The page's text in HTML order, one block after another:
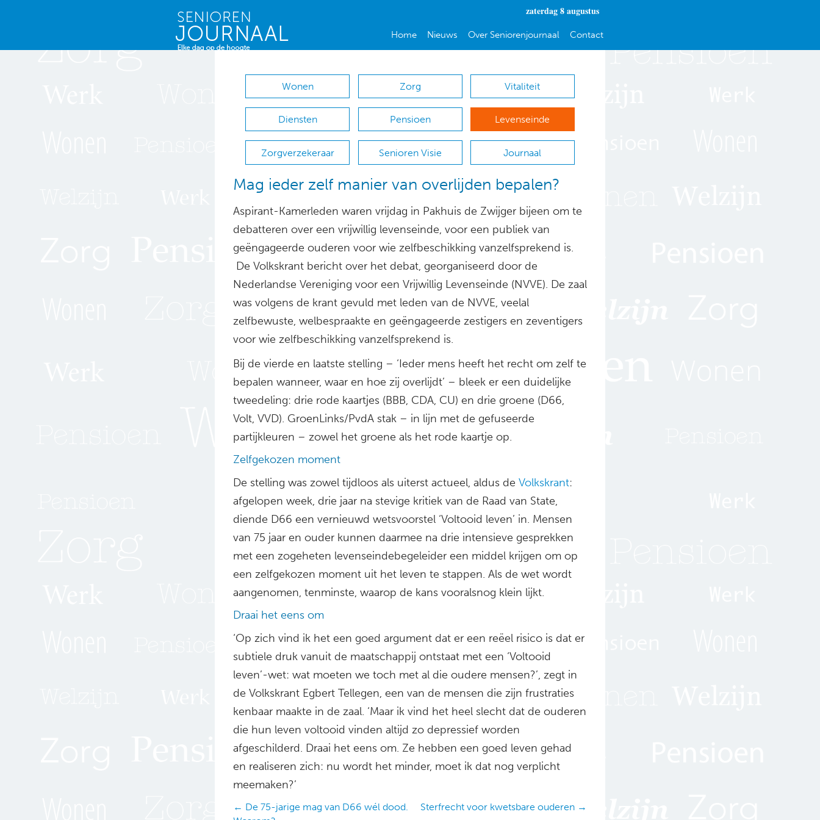
zaterdag 8 augustus
Home Nieuws Over Seniorenjournaal Contact
Wonen Zorg Vitaliteit
Diensten Pensioen Levenseinde
Zorgverzekeraar Senioren Visie Journaal
Mag ieder zelf manier van overlijden bepalen?
Aspirant-Kamerleden waren vrijdag in Pakhuis de Zwijger bijeen om te
debatteren over een vrijwillig levenseinde, voor een publiek van
geëngageerde ouderen voor wie zelfbeschikking vanzelfsprekend is.
De Volkskrant bericht over het debat, georganiseerd door de
Nederlandse Vereniging voor een Vrijwillig Levenseinde (NVVE). De zaal
was volgens de krant gevuld met leden van de NVVE, veelal
zelfbewuste, welbespraakte en geëngageerde zestigers en zeventigers
voor wie zelfbeschikking vanzelfsprekend is.
Bij de vierde en laatste stelling – ‘Ieder mens heeft het recht om zelf te
bepalen wanneer, waar en hoe zij overlijdt’ – bleek er een duidelijke
tweedeling: drie rode kaartjes (BBB, CDA, CU) en drie groene (D66,
Volt, VVD). GroenLinks/PvdA stak – in lijn met de gefuseerde
partijkleuren – zowel het groene als het rode kaartje op.
Zelfgekozen moment
De stelling was zowel tijdloos als uiterst actueel, aldus de Volkskrant:
afgelopen week, drie jaar na stevige kritiek van de Raad van State,
diende D66 een vernieuwd wetsvoorstel ‘Voltooid leven’ in. Mensen
van 75 jaar en ouder kunnen daarmee na drie intensieve gesprekken
met een zogeheten levenseindebegeleider een middel krijgen om op
een zelfgekozen moment uit het leven te stappen. Als de wet wordt
aangenomen, tenminste, waarop de kans vooralsnog klein lijkt.
Draai het eens om
‘Op zich vind ik het een goed argument dat er een reëel risico is dat er
subtiele druk vanuit de maatschappij ontstaat met een ‘Voltooid
leven’-wet: wat moeten we toch met al die oudere mensen?’, zegt in
de Volkskrant Egbert Tellegen, een van de mensen die zijn frustraties
kenbaar maakte in de zaal. ‘Maar ik vind het heel slecht dat de ouderen
die hun leven voltooid vinden altijd zo depressief worden
afgeschilderd. Draai het eens om. Ze hebben een goed leven gehad
en realiseren zich: nu wordt het minder, moet ik dat nog verplicht
meemaken?’
Posts
← De 75-jarige mag van D66 wél dood.
Sterfrecht voor kwetsbare ouderen →